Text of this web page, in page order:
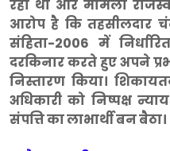
रहा था और मामला
आरोप है कि तहसीलदार
संहिता-2006 में
दरकिनार करते हुए अपने
निस्तारण किया।
अधिकारी को निष्पक्ष
संपत्ति का लाभार्थी बन बैठा।